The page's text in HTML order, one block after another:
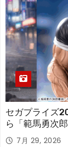
セガプライズ
ら「範馬勇次
7月 29, 2026